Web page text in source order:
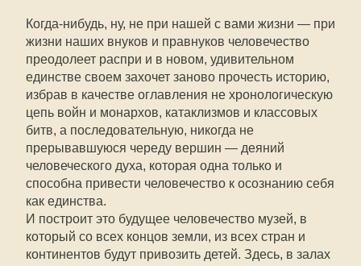
Когда-нибудь, ну, не при нашей с вами жизни — при
жизни наших внуков и правнуков человечество
преодолеет распри и в новом, удивительном
единстве своем захочет заново прочесть историю,
избрав в качестве оглавления не хронологическую
цепь войн и монархов, катаклизмов и классовых
битв, а последовательную, никогда не
прерывавшуюся череду вершин — деяний
человеческого духа, которая одна только и
способна привести человечество к осознанию себя
как единства.
И построит это будущее человечество музей, в
который со всех концов земли, из всех стран и
континентов будут привозить детей. Здесь, в залах